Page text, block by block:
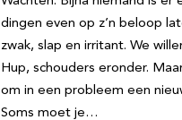
dingen even op z’n beloop
zwak, slap en irritant. We
Hup, schouders eronder.
om in een probleem een
Soms moet je…